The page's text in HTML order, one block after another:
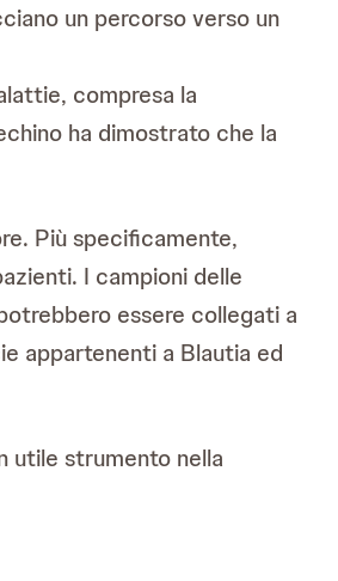
un percorso verso un
compresa la
ha dimostrato che la
Più specificamente,
I campioni delle
essere collegati a
appartenenti a Blautia ed
utile strumento nella